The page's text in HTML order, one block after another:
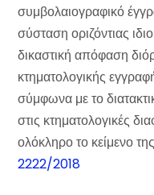
συμβολαιογραφικό
σύσταση οριζόντιας
δικαστική απόφαση
κτηματολογικής
σύμφωνα με το
στις κτηματολογικές
ολόκληρο το κείμενο
2222/2018